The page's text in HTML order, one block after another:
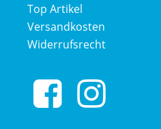
Top Artikel
Versandkosten
Widerrufsrecht